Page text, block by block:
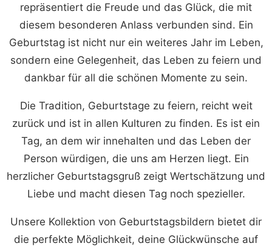
repräsentiert die Freude und das Glück, die mit
diesem besonderen Anlass verbunden sind. Ein
Geburtstag ist nicht nur ein weiteres Jahr im Leben,
sondern eine Gelegenheit, das Leben zu feiern und
dankbar für all die schönen Momente zu sein.
Die Tradition, Geburtstage zu feiern, reicht weit
zurück und ist in allen Kulturen zu finden. Es ist ein
Tag, an dem wir innehalten und das Leben der
Person würdigen, die uns am Herzen liegt. Ein
herzlicher Geburtstagsgruß zeigt Wertschätzung und
Liebe und macht diesen Tag noch spezieller.
Unsere Kollektion von Geburtstagsbildern bietet dir
die perfekte Möglichkeit, deine Glückwünsche auf